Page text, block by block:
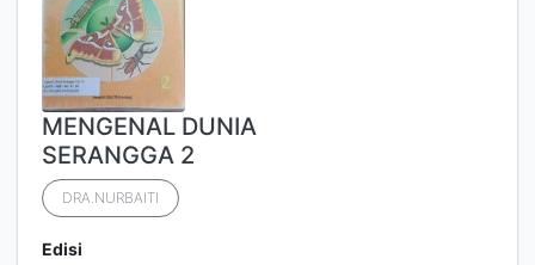
MENGENAL DUNIA
SERANGGA 2
DRA.NURBAITI
Edisi